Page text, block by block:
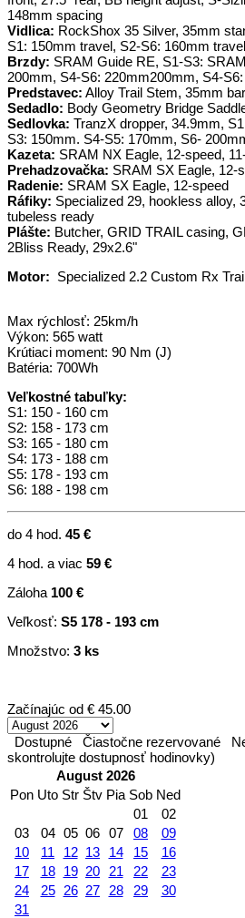
148mm spacing
Vidlica: RockShox 35 Silver, 35mm
S1: 150mm travel, S2-S6: 160mm travel
Brzdy: SRAM Guide RE, S1-S3:
200mm, S4-S6: 220mm200mm, S4-
Predstavec: Alloy Trail Stem, 35mm
Sedadlo: Body Geometry Bridge
Sedlovka: TranzX dropper, 34.9mm,
S3: 150mm. S4-S5: 170mm, S6-
Kazeta: SRAM NX Eagle, 12-speed,
Prehadzovačka: SRAM SX Eagle, 12-
Radenie: SRAM SX Eagle, 12-speed
Ráfiky: Specialized 29, hookless alloy,
tubeless ready
Plášte: Butcher, GRID TRAIL casing,
2Bliss Ready, 29x2.6"
Motor: Specialized 2.2 Custom Rx
Max rýchlosť: 25km/h
Výkon: 565 watt
Krútiaci moment: 90 Nm (J)
Batéria: 700Wh
Veľkostné tabuľky:
S1: 150 - 160 cm
S2: 158 - 173 cm
S3: 165 - 180 cm
S4: 173 - 188 cm
S5: 178 - 193 cm
S6: 188 - 198 cm
do 4 hod. 45 €
4 hod. a viac 59 €
Záloha 100 €
Veľkosť: S5 178 - 193 cm
Množstvo: 3 ks
Začínajúc od € 45.00
Dostupné Čiastočne rezervované
skontrolujte dostupnosť hodinovky)
August 2026
Pon Uto Str Štv Pia Sob Ned
01
02
03
04 05 06 07 08
09
10
11 12 13 14 15
16
17
18 19 20 21 22
23
24
25 26 27 28 29
30
31